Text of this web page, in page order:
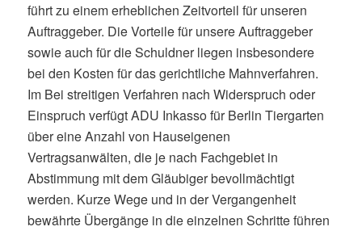
führt zu einem erheblichen Zeitvorteil für unseren
Auftraggeber. Die Vorteile für unsere Auftraggeber
sowie auch für die Schuldner liegen insbesondere
bei den Kosten für das gerichtliche Mahnverfahren.
Im Bei streitigen Verfahren nach Widerspruch oder
Einspruch verfügt ADU Inkasso für Berlin Tiergarten
über eine Anzahl von Hauseigenen
Vertragsanwälten, die je nach Fachgebiet in
Abstimmung mit dem Gläubiger bevollmächtigt
werden. Kurze Wege und in der Vergangenheit
bewährte Übergänge in die einzelnen Schritte führen